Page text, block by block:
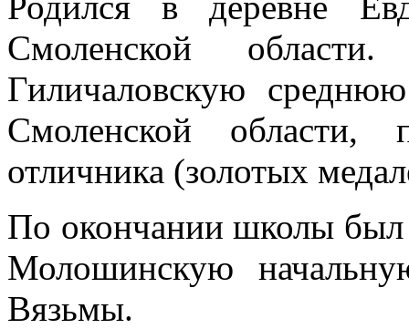
Смоленской
Гиличаловскую
Смоленской области,
отличника (золотых
По окончании школы был
Молошинскую
Вязьмы.